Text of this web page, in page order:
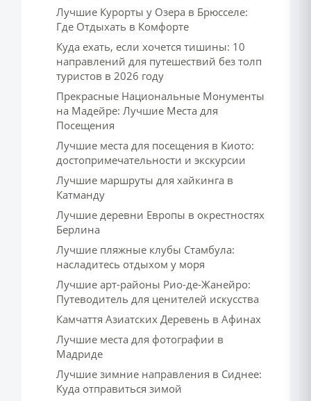
Лучшие Курорты у Озера в Брюсселе:
Где Отдыхать в Комфорте
Куда ехать, если хочется тишины: 10
направлений для путешествий без толп
туристов в 2026 году
Прекрасные Национальные Монументы
на Мадейре: Лучшие Места для
Посещения
Лучшие места для посещения в Киото:
достопримечательности и экскурсии
Лучшие маршруты для хайкинга в
Катманду
Лучшие деревни Европы в окрестностях
Берлина
Лучшие пляжные клубы Стамбула:
насладитесь отдыхом у моря
Лучшие арт-районы Рио-де-Жанейро:
Путеводитель для ценителей искусства
Камчаття Азиатских Деревень в Афинах
Лучшие места для фотографии в
Мадриде
Лучшие зимние направления в Сиднее:
Куда отправиться зимой